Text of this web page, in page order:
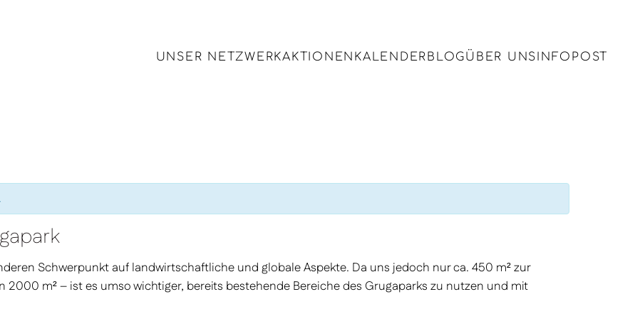
UNSER NETZWERKAKTIONEN KALENDER BLOGÜBER UNS INFOPOST
Schwerpunkt auf landwirtschaftliche und globale Aspekte. Da uns jedoch nur ca. 450 m² zur
2000 m² – ist es umso wichtiger, bereits bestehende Bereiche des Grugaparks zu nutzen und mit